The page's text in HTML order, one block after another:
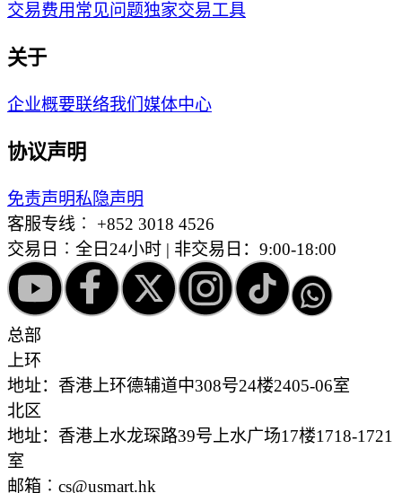
交易费用常见问题独家交易工具
关于
企业概要联络我们媒体中心
协议声明
免责声明私隐声明
客服专线︰ +852 3018 4526
交易日︰全日24小时 | 非交易日：9:00-18:00
总部
上环
地址：香港上环德辅道中308号24楼2405-06室
北区
地址：香港上水龙琛路39号上水广场17楼1718-1721
室
邮箱︰cs@usmart.hk